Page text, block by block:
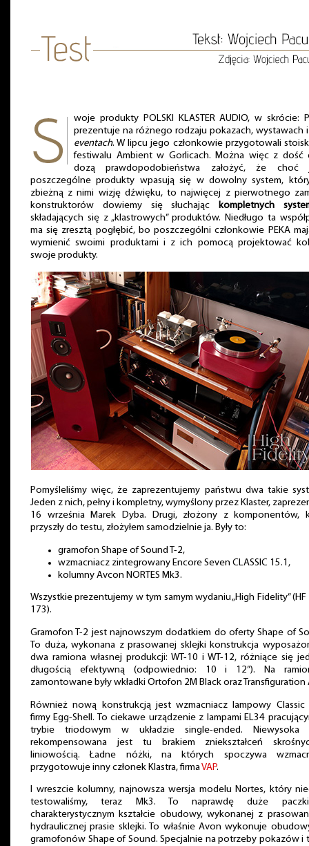
woje produkty POLSKI KLASTER AUDIO, w skrócie:
prezentuje na różnego rodzaju pokazach, wystawach
eventach. W lipcu jego członkowie przygotowali
festiwalu Ambient w Gorlicach. Można więc z dość
dozą prawdopodobieństwa założyć, że choć
poszczególne produkty wpasują się w dowolny system,
zbieżną z nimi wizję dźwięku, to najwięcej z pierwotnego
konstruktorów dowiemy się słuchając
kompletnych
składających się z „klastrowych” produktów. Niedługo ta
ma się zresztą pogłębić, bo poszczególni członkowie PEKA
wymienić swoimi produktami i z ich pomocą projektować
swoje produkty.
Pomyśleliśmy więc, że zaprezentujemy państwu dwa takie
Jeden z nich, pełny i kompletny, wymyślony przez Klaster,
16 września Marek Dyba. Drugi, złożony z komponentów,
przyszły do testu, złożyłem samodzielnie ja. Były to:
gramofon Shape of Sound T-2,
wzmacniacz zintegrowany Encore Seven CLASSIC 15.1,
kolumny Avcon NORTES Mk3.
Wszystkie prezentujemy w tym samym wydaniu „High Fidelity” (HF
173).
Gramofon T-2 jest najnowszym dodatkiem do oferty Shape of
To duża, wykonana z prasowanej sklejki konstrukcja
dwa ramiona własnej produkcji: WT-10 i WT-12, różniące się
długością efektywną (odpowiednio: 10 i 12”). Na
zamontowane były wkładki Ortofon 2M Black oraz Transfiguration
Również nową konstrukcją jest wzmacniacz lampowy Classic
firmy Egg-Shell. To ciekawe urządzenie z lampami EL34
trybie triodowym w układzie single-ended. Niewysoka
rekompensowana jest tu brakiem zniekształceń
liniowością. Ładne nóżki, na których spoczywa
przygotowuje inny członek Klastra, firmaVAP.
I wreszcie kolumny, najnowsza wersja modelu Nortes, który
testowaliśmy, teraz Mk3. To naprawdę duże
charakterystycznym kształcie obudowy, wykonanej z
hydraulicznej prasie sklejki. To właśnie Avon wykonuje
gramofonów Shape of Sound. Specjalnie na potrzeby pokazów i